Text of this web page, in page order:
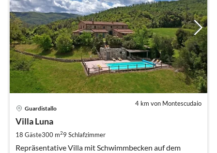
4 km von Montescudaio
Guardistallo
Villa Luna
18 Gäste300 m29 Schlafzimmer
Repräsentative Villa mit Schwimmbecken auf dem